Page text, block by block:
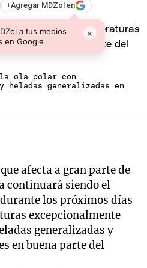
+Agregar MDZol en
a tus medios
en Google
×
ola polar con
heladas generalizadas en
que afecta a gran parte de
continuará siendo el
los próximos días
excepcionalmente
generalizadas y
en buena parte del